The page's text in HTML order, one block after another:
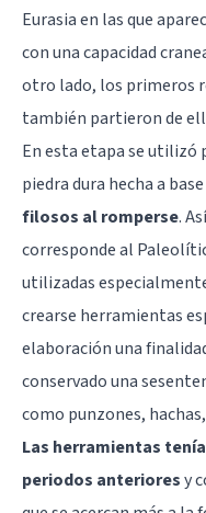
Eurasia en las que
con una capacidad
otro lado, los primeros
también partieron de
En esta etapa se
piedra dura hecha a
filosos al romperse.
corresponde al
utilizadas
crearse herramientas
elaboración una
conservado una
como punzones,
Las herramientas
periodos anterioresy